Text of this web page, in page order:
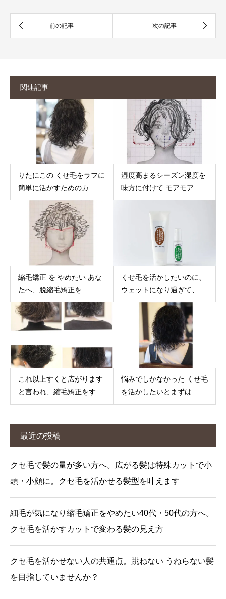
関連記事
りたにこの くせ毛をラフに
簡単に活かすためのカ...
湿度高まるシーズン湿度を
味方に付けて モアモア...
縮毛矯正 を やめたい あな
たへ、脱縮毛矯正を...
くせ毛を活かしたいのに、
ウェットになり過ぎて、...
これ以上すくと広がります
と言われ、縮毛矯正をす...
悩みでしかなかった くせ毛
を活かしたいとまずは...
最近の投稿
クセ毛で髪の量が多い方へ。広がる髪は特殊カットで小
頭・小顔に。クセ毛を活かせる髪型を叶えます
細毛が気になり縮毛矯正をやめたい40代・50代の方へ。
クセ毛を活かすカットで変わる髪の見え方
クセ毛を活かせない人の共通点。跳ねない うねらない髪
を目指していませんか？